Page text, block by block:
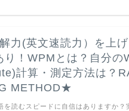
力(英文速読力）を上
り！WPMとは？自分の
計算・測定方法は？
METHOD★
を読むスピードに自信はありますか？